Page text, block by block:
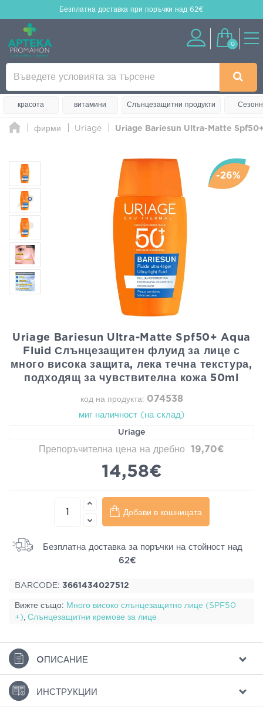
Безплатна доставка при поръчки над 62€
0
красота витамини Слънцезащитни продукти
фирми Uriage Uriage Bariesun Ultra-Matte Spf50+
-26%
Uriage Bariesun Ultra-Matte Spf50+ Aqua
Fluid Слънцезащитен флуид за лице с
много висока защита, лека течна текстура,
подходящ за чувствителна кожа 50ml
код на продукта: 074538
миг наличност (на склад)
Uriage
Препоръчителна цена на дребно 19,70€
14,58€
Добави в кошницата
Безплатна доставка за поръчки на стойност над
62€
BARCODE: 3661434027512
Вижте също: Много високо слънцезащитно лице (SPF50
+), Слънцезащитни кремове за лице
ΟПИСАНИЕ
ИНСТРУКЦИИ